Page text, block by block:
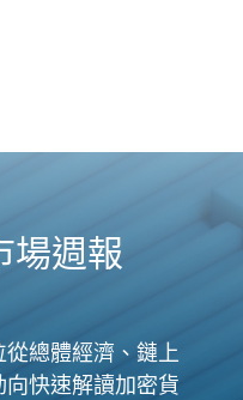
場週報
總體經濟、鏈上
快速解讀加密貨